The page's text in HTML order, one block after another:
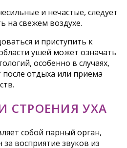
и нечастые, следует
на свежем воздухе.
и приступить к
ушей может означать
особенно в случаях,
отдыха или приема
СТРОЕНИЯ УХА
собой парный орган,
восприятие звуков из